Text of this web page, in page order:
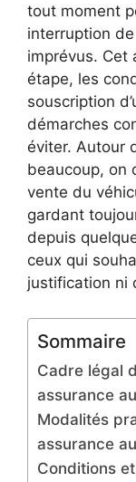
tout moment
interruption
imprévus. Cet
étape, les
souscription
démarches
éviter. Autour
beaucoup, on
vente du
gardant
depuis
ceux qui
justification ni
Sommaire
Cadre légal
assurance
Modalités
assurance
Conditions